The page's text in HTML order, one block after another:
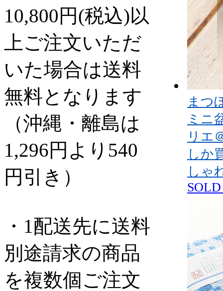
まつ
ミニ
リエ
しか
しゃ
10,800円(税込)以
上ご注文いただ
いた場合は送料
無料となります
（沖縄・離島は
1,296円より540
円引き）
・1配送先に送料
別途請求の商品
を複数個ご注文